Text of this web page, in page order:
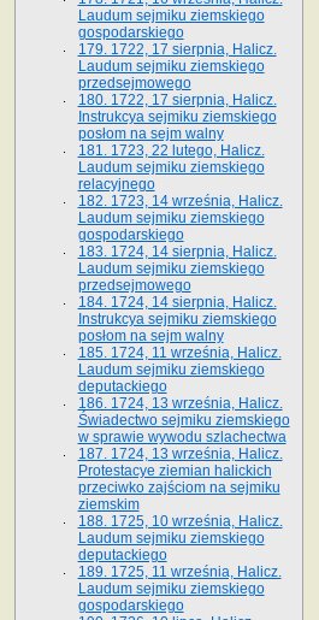
Laudum sejmiku ziemskiego
gospodarskiego
179. 1722, 17 sierpnia, Halicz.
Laudum sejmiku ziemskiego
przedsejmowego
180. 1722, 17 sierpnia, Halicz.
Instrukcya sejmiku ziemskiego
posłom na sejm walny
181. 1723, 22 lutego, Halicz.
Laudum sejmiku ziemskiego
relacyjnego
182. 1723, 14 września, Halicz.
Laudum sejmiku ziemskiego
gospodarskiego
183. 1724, 14 sierpnia, Halicz.
Laudum sejmiku ziemskiego
przedsejmowego
184. 1724, 14 sierpnia, Halicz.
Instrukcya sejmiku ziemskiego
posłom na sejm walny
185. 1724, 11 września, Halicz.
Laudum sejmiku ziemskiego
deputackiego
186. 1724, 13 września, Halicz.
Świadectwo sejmiku ziemskiego
w sprawie wywodu szlachectwa
187. 1724, 13 września, Halicz.
Protestacye ziemian halickich
przeciwko zajściom na sejmiku
ziemskim
188. 1725, 10 września, Halicz.
Laudum sejmiku ziemskiego
deputackiego
189. 1725, 11 września, Halicz.
Laudum sejmiku ziemskiego
gospodarskiego